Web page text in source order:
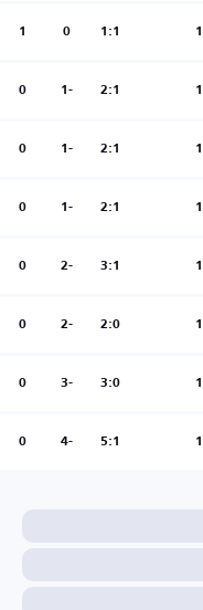
1
1:1
0
1
1
2:1
-1
0
1
2:1
-1
0
1
2:1
-1
0
1
3:1
-2
0
1
2:0
-2
0
1
3:0
-3
0
1
5:1
-4
0